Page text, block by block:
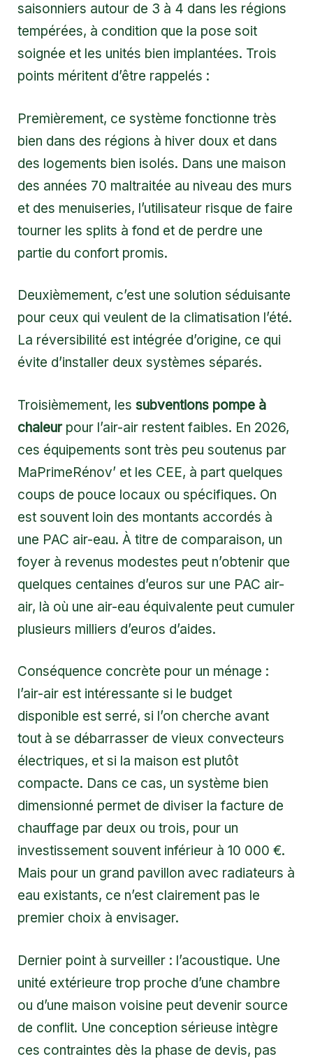
saisonniers autour de 3 à 4 dans les régions
tempérées, à condition que la pose soit
soignée et les unités bien implantées. Trois
points méritent d’être rappelés :
Premièrement, ce système fonctionne très
bien dans des régions à hiver doux et dans
des logements bien isolés. Dans une maison
des années 70 maltraitée au niveau des murs
et des menuiseries, l’utilisateur risque de faire
tourner les splits à fond et de perdre une
partie du confort promis.
Deuxièmement, c’est une solution séduisante
pour ceux qui veulent de la climatisation l’été.
La réversibilité est intégrée d’origine, ce qui
évite d’installer deux systèmes séparés.
Troisièmement, les subventions pompe à
chaleurpour l’air-air restent faibles. En 2026,
ces équipements sont très peu soutenus par
MaPrimeRénov’ et les CEE, à part quelques
coups de pouce locaux ou spécifiques. On
est souvent loin des montants accordés à
une PAC air-eau. À titre de comparaison, un
foyer à revenus modestes peut n’obtenir que
quelques centaines d’euros sur une PAC air-
air, là où une air-eau équivalente peut cumuler
plusieurs milliers d’euros d’aides.
Conséquence concrète pour un ménage :
l’air-air est intéressante si le budget
disponible est serré, si l’on cherche avant
tout à se débarrasser de vieux convecteurs
électriques, et si la maison est plutôt
compacte. Dans ce cas, un système bien
dimensionné permet de diviser la facture de
chauffage par deux ou trois, pour un
investissement souvent inférieur à 10 000 €.
Mais pour un grand pavillon avec radiateurs à
eau existants, ce n’est clairement pas le
premier choix à envisager.
Dernier point à surveiller : l’acoustique. Une
unité extérieure trop proche d’une chambre
ou d’une maison voisine peut devenir source
de conflit. Une conception sérieuse intègre
ces contraintes dès la phase de devis, pas